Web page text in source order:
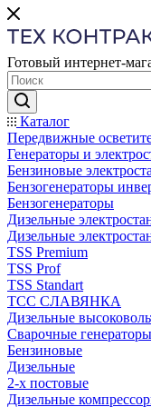
Готовый интернет-
Каталог
Передвижные
Генераторы и
Бензиновые
Бензогенераторы
Бензогенераторы
Дизельные
Дизельные
TSS Premium
TSS Prof
TSS Standart
ТСС СЛАВЯНКА
Дизельные
Сварочные генераторы
Бензиновые
Дизельные
2-х постовые
Дизельные